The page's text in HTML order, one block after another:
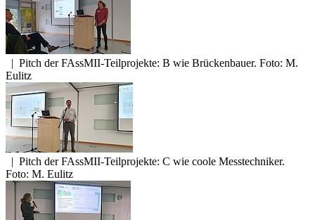
| Pitch der FAssMII-Teilprojekte: B wie Brückenbauer. Foto: M.
Eulitz
| Pitch der FAssMII-Teilprojekte: C wie coole Messtechniker.
Foto: M. Eulitz